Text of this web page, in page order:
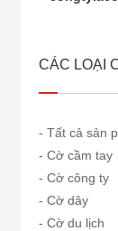
CÁC LOẠI
- Tất cả sản
- Cờ cầm tay
- Cờ công ty
- Cờ dây
- Cờ du lịch